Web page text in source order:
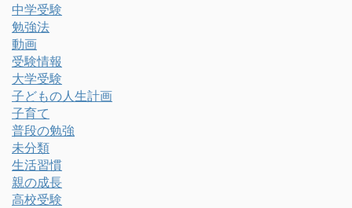
中学受験
勉強法
動画
受験情報
大学受験
子どもの人生計画
子育て
普段の勉強
未分類
生活習慣
親の成長
高校受験